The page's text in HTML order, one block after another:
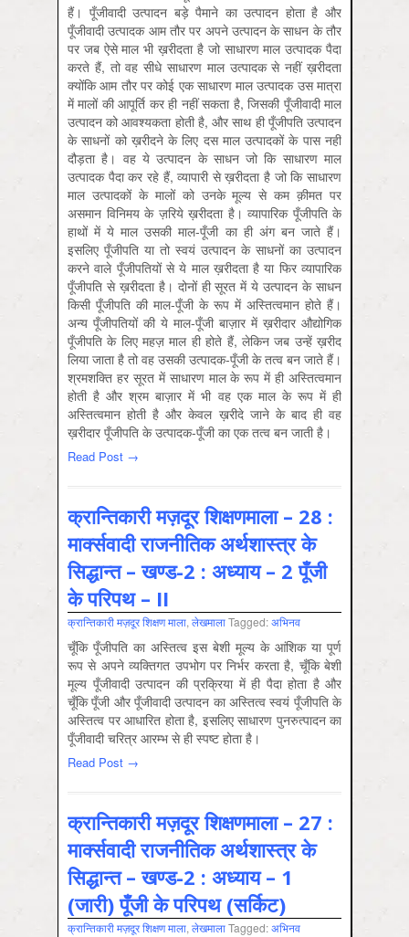
हैं। पूँजीवादी उत्पादन बड़े पैमाने का उत्पादन होता है और
पूँजीवादी उत्पादक आम तौर पर अपने उत्पादन के साधन के तौर
पर जब ऐसे माल भी ख़रीदता है जो साधारण माल उत्पादक पैदा
करते हैं, तो वह सीधे साधारण माल उत्पादक से नहीं ख़रीदता
क्योंकि आम तौर पर कोई एक साधारण माल उत्पादक उस मात्रा
में मालों की आपूर्ति कर ही नहीं सकता है, जिसकी पूँजीवादी माल
उत्पादन को आवश्यकता होती है, और साथ ही पूँजीपति उत्पादन
के साधनों को ख़रीदने के लिए दस माल उत्पादकों के पास नहीं
दौड़ता है। वह ये उत्पादन के साधन जो कि साधारण माल
उत्पादक पैदा कर रहे हैं, व्यापारी से ख़रीदता है जो कि साधारण
माल उत्पादकों के मालों को उनके मूल्य से कम क़ीमत पर
असमान विनिमय के ज़रिये ख़रीदता है। व्यापारिक पूँजीपति के
हाथों में ये माल उसकी माल-पूँजी का ही अंग बन जाते हैं।
इसलिए पूँजीपति या तो स्वयं उत्पादन के साधनों का उत्पादन
करने वाले पूँजीपतियों से ये माल ख़रीदता है या फिर व्यापारिक
पूँजीपति से ख़रीदता है। दोनों ही सूरत में ये उत्पादन के साधन
किसी पूँजीपति की माल-पूँजी के रूप में अस्तित्वमान होते हैं।
अन्य पूँजीपतियों की ये माल-पूँजी बाज़ार में ख़रीदार औद्योगिक
पूँजीपति के लिए महज़ माल ही होते हैं, लेकिन जब उन्हें ख़रीद
लिया जाता है तो वह उसकी उत्पादक-पूँजी के तत्व बन जाते हैं।
श्रमशक्ति हर सूरत में साधारण माल के रूप में ही अस्तित्वमान
होती है और श्रम बाज़ार में भी वह एक माल के रूप में ही
अस्तित्वमान होती है और केवल ख़रीदे जाने के बाद ही वह
ख़रीदार पूँजीपति के उत्पादक-पूँजी का एक तत्व बन जाती है।
Read Post →
क्रान्तिकारी मज़दूर शिक्षणमाला – 28 :
मार्क्सवादी राजनीतिक अर्थशास्त्र के
सिद्धान्त – खण्ड-2 : अध्याय – 2 पूँजी
के परिपथ – II
क्रान्तिकारी मज़दूर शिक्षण माला, लेखमालाTagged:अभिनव
चूँकि पूँजीपति का अस्तित्व इस बेशी मूल्य के आंशिक या पूर्ण
रूप से अपने व्यक्तिगत उपभोग पर निर्भर करता है, चूँकि बेशी
मूल्य पूँजीवादी उत्पादन की प्रक्रिया में ही पैदा होता है और
चूँकि पूँजी और पूँजीवादी उत्पादन का अस्तित्व स्वयं पूँजीपति के
अस्तित्व पर आधारित होता है, इसलिए साधारण पुनरुत्पादन का
पूँजीवादी चरित्र आरम्भ से ही स्पष्ट होता है।
Read Post →
क्रान्तिकारी मज़दूर शिक्षणमाला – 27 :
मार्क्सवादी राजनीतिक अर्थशास्त्र के
सिद्धान्त – खण्ड-2 : अध्याय – 1
(जारी) पूँजी के परिपथ (सर्किट)
क्रान्तिकारी मज़दूर शिक्षण माला, लेखमालाTagged:अभिनव